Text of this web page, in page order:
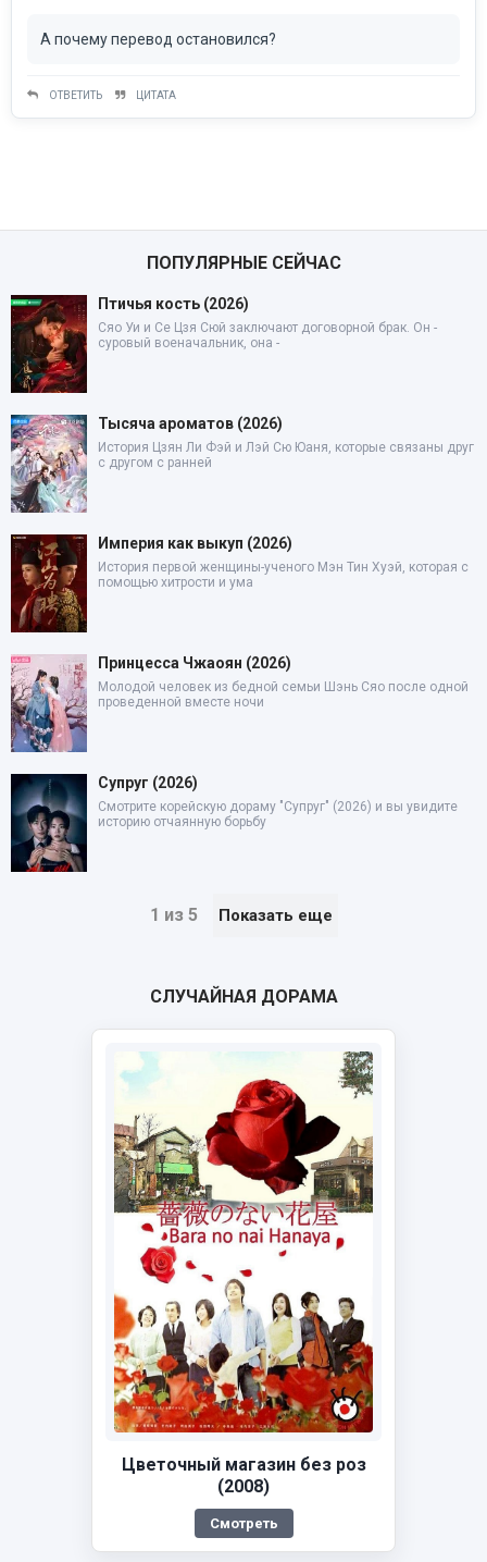
А почему перевод остановился?
ОТВЕТИТЬ ЦИТАТА
ПОПУЛЯРНЫЕ СЕЙЧАС
Птичья кость (2026)
Сяо Уи и Се Цзя Сюй заключают договорной брак. Он -
суровый военачальник, она -
Тысяча ароматов (2026)
История Цзян Ли Фэй и Лэй Сю Юаня, которые связаны друг
с другом с ранней
Империя как выкуп (2026)
История первой женщины-ученого Мэн Тин Хуэй, которая с
помощью хитрости и ума
Принцесса Чжаоян (2026)
Молодой человек из бедной семьи Шэнь Сяо после одной
проведенной вместе ночи
Супруг (2026)
Смотрите корейскую дораму "Супруг" (2026) и вы увидите
историю отчаянную борьбу
1 из 5 Показать еще
СЛУЧАЙНАЯ ДОРАМА
Цветочный магазин без роз
(2008)
Смотреть